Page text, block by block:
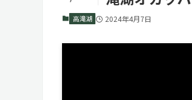
高滝湖 2024年4月7日